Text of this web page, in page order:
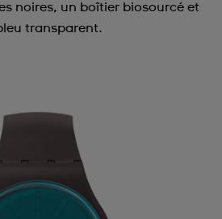
noires, un boîtier biosourcé et
transparent.